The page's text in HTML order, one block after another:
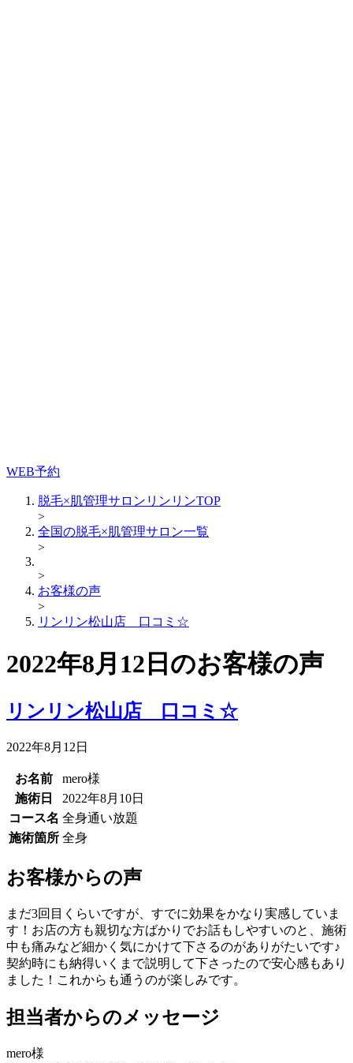
WEB予約
脱毛×肌管理サロンリンリンTOP
>
全国の脱毛×肌管理サロン一覧
>
>
お客様の声
>
リンリン松山店 口コミ☆
2022年8月12日のお客様の声
リンリン松山店 口コミ☆
2022年8月12日
お名前
mero様
施術日
2022年8月10日
コース名 全身通い放題
施術箇所 全身
お客様からの声
まだ3回目くらいですが、すでに効果をかなり実感していま
す！お店の方も親切な方ばかりでお話もしやすいのと、施術
中も痛みなど細かく気にかけて下さるのがありがたいです♪
契約時にも納得いくまで説明して下さったので安心感もあり
ました！これからも通うのが楽しみです。
担当者からのメッセージ
mero様